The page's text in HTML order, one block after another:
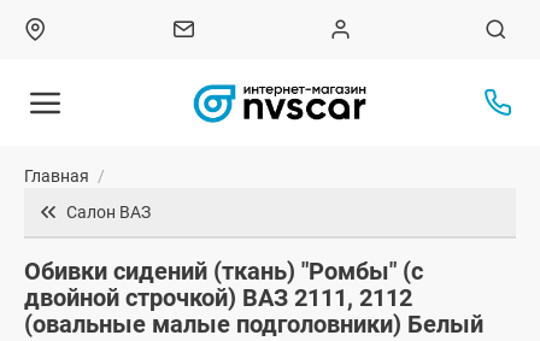
Главная /
Салон ВАЗ
Обивки сидений (ткань) "Ромбы" (с
двойной строчкой) ВАЗ 2111, 2112
(овальные малые подголовники) Белый